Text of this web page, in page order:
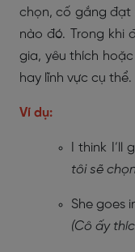
chọn, cố gắng đạt
nào đó. Trong khi
gia, yêu thích
hay lĩnh vực cụ thể.
Ví dụ:
I think
tôi sẽ
She goes
(Cô ấy